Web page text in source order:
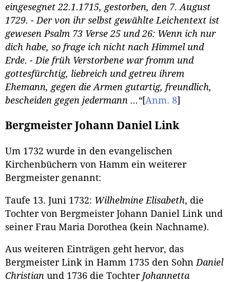
eingesegnet 22.1.1715, gestorben, den 7. August
1729. - Der von ihr selbst gewählte Leichentext ist
gewesen Psalm 73 Verse 25 und 26: Wenn ich nur
dich habe, so frage ich nicht nach Himmel und
Erde. - Die früh Verstorbene war fromm und
gottesfürchtig, liebreich und getreu ihrem
Ehemann, gegen die Armen gutartig, freundlich,
bescheiden gegen jedermann ...“[Anm. 8]
Bergmeister Johann Daniel Link
Um 1732 wurde in den evangelischen
Kirchenbüchern von Hamm ein weiterer
Bergmeister genannt:
Taufe 13. Juni 1732: Wilhelmine Elisabeth, die
Tochter von Bergmeister Johann Daniel Link und
seiner Frau Maria Dorothea (kein Nachname).
Aus weiteren Einträgen geht hervor, das
Bergmeister Link in Hamm 1735 den SohnDaniel
Christian und 1736 die Tochter Johannetta